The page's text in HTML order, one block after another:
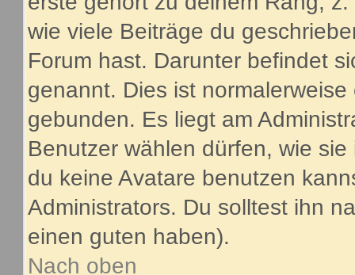
wie viele Beiträge du
Forum hast. Darunter befindet
genannt. Dies ist
gebunden. Es liegt am
Benutzer wählen dürfen, wie
du keine Avatare benutzen
Administrators. Du solltest ihn
einen guten haben).
Nach oben